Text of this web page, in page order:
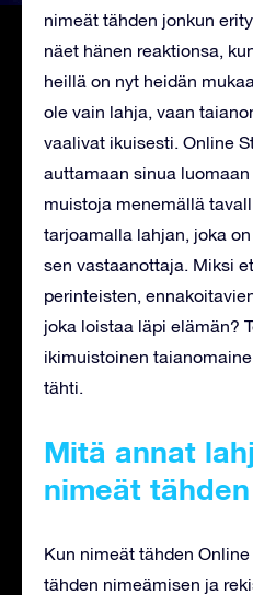
nimeät tähden jonkun
näet hänen reaktionsa,
heillä on nyt heidän
ole vain lahja, vaan
vaalivat ikuisesti. Online
auttamaan sinua
muistoja menemällä
tarjoamalla lahjan, joka
sen vastaanottaja. Miksi
perinteisten,
joka loistaa läpi elämän?
ikimuistoinen
tähti.
Mitä annat
nimeät tähden
Kun nimeät tähden
tähden nimeämisen ja